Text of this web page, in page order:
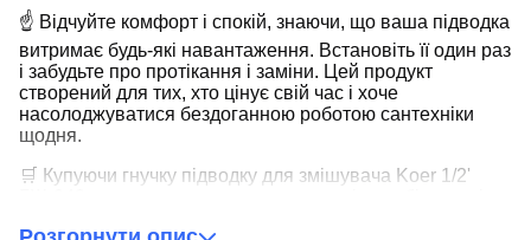
☝ Відчуйте комфорт і спокій, знаючи, що ваша підводка
витримає будь-які навантаження. Встановіть її один раз
і забудьте про протікання і заміни. Цей продукт
створений для тих, хто цінує свій час і хоче
насолоджуватися бездоганною роботою сантехніки
щодня.
🛒 Купуючи гнучку підводку для змішувача Koer 1/2'